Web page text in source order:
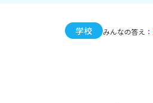
学校 みんなの答え：